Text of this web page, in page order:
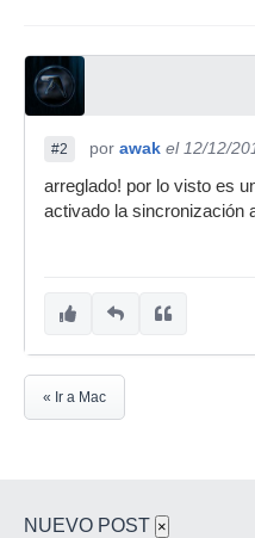
#2 por awak el 12/12/
arreglado! por lo visto es
activado la sincronización
« Ir a Mac
NUEVO POST ×